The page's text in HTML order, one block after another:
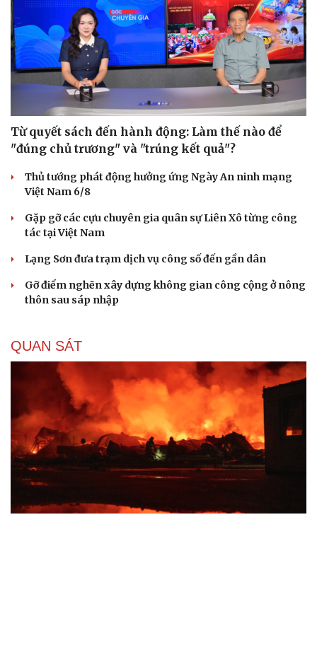
Từ quyết sách đến hành động: Làm thế nào để
"đúng chủ trương" và "trúng kết quả"?
Thủ tướng phát động hưởng ứng Ngày An ninh mạng
Việt Nam 6/8
Gặp gỡ các cựu chuyên gia quân sự Liên Xô từng công
tác tại Việt Nam
Lạng Sơn đưa trạm dịch vụ công số đến gần dân
Gỡ điểm nghẽn xây dựng không gian công cộng ở nông
thôn sau sáp nhập
QUAN SÁT